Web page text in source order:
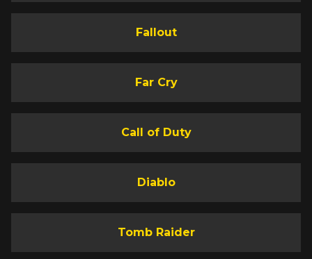
Fallout
Far Cry
Call of Duty
Diablo
Tomb Raider